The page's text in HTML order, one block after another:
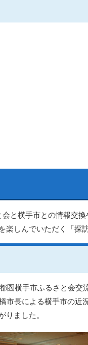
と横手市との情報交
しんでいただく「探
圏横手市ふるさと会交
長による横手市の近
りました。